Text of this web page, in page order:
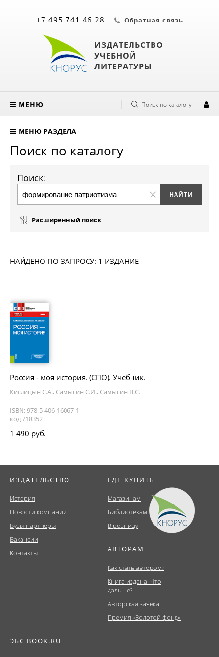
ИЗДАТЕЛЬСТВО
УЧЕБНОЙ
ЛИТЕРАТУРЫ
+7 495 741 46 28 Обратная связь
МЕНЮ Поиск по каталогу
МЕНЮ РАЗДЕЛА
Поиск по каталогу
Поиск:
Расширенный поиск
НАЙДЕНО ПО ЗАПРОСУ: 1 ИЗДАНИЕ
Россия - моя история. (СПО). Учебник.
Кислицын С.А., Самыгин С.И., Самыгин П.С.
ISBN: 978-5-406-16067-1
код 718352
1 490 руб.
ИЗДАТЕЛЬСТВО
История
Новости компании
Вузы-партнеры
Вакансии
Контакты
ГДЕ КУПИТЬ
Магазинам
Библиотекам
В розницу
АВТОРАМ
Как стать автором?
Книга издана. Что
дальше?
Авторская заявка
Премия «Золотой фонд»
ЭБС BOOK.RU